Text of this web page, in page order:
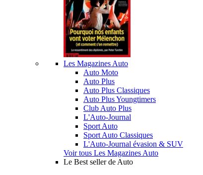
Les Magazines Auto
Auto Moto
Auto Plus
Auto Plus Classiques
Auto Plus Youngtimers
Club Auto Plus
L'Auto-Journal
Sport Auto
Sport Auto Classiques
L'Auto-Journal évasion & SUV
Voir tous Les Magazines Auto
Le Best seller de Auto